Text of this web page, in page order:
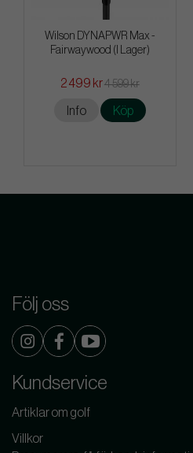
Wilson DYNAPWR Max -
Fairwaywood (I Lager)
2 499 kr4 599 kr
Info Köp
Följ oss
Kundservice
Artiklar om golf
Villkor